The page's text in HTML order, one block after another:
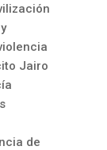
Jairo
de